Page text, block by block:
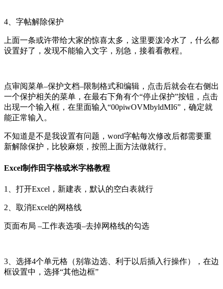
4、字帖解除保护
上面一条或许带给大家的惊喜太多，这里要泼冷水了，什么都
设置好了，发现不能输入文字，别急，接着看教程。
点审阅菜单–保护文档–限制格式和编辑，点击后就会在右侧出
一个保护相关的菜单，在最右下角有个“停止保护”按钮，点击
出现一个输入框，在里面输入“00piwOVMbyldMI6”，确定就
能正常输入。
不知道是不是我设置有问题，word字帖每次修改后都需要重
新解除保护，比较麻烦，按照上面方法做就行。
Excel制作田字格或米字格教程
1、打开Excel，新建表，默认的空白表就行
2、取消Excel的网格线
页面布局 –工作表选项–去掉网格线的勾选
3、选择4个单元格（别靠边选、利于以后插入行操作），在边
框设置中，选择“其他边框”